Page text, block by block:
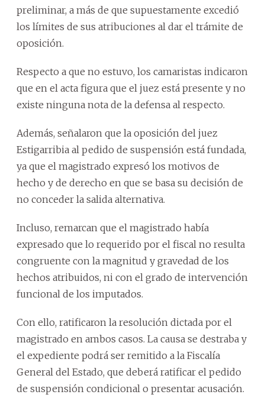
preliminar, a más de que supuestamente excedió
los límites de sus atribuciones al dar el trámite de
oposición.
Respecto a que no estuvo, los camaristas indicaron
que en el acta figura que el juez está presente y no
existe ninguna nota de la defensa al respecto.
Además, señalaron que la oposición del juez
Estigarribia al pedido de suspensión está fundada,
ya que el magistrado expresó los motivos de
hecho y de derecho en que se basa su decisión de
no conceder la salida alternativa.
Incluso, remarcan que el magistrado había
expresado que lo requerido por el fiscal no resulta
congruente con la magnitud y gravedad de los
hechos atribuidos, ni con el grado de intervención
funcional de los imputados.
Con ello, ratificaron la resolución dictada por el
magistrado en ambos casos. La causa se destraba y
el expediente podrá ser remitido a la Fiscalía
General del Estado, que deberá ratificar el pedido
de suspensión condicional o presentar acusación.